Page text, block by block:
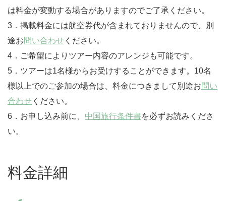
は料金が変動する場合がありますのでご了承ください。
3．掲載料金には航空券代が含まれておりませんので、別
途お問い合わせ ください。
4．ご希望によりツアー内容のアレンジも可能です。
5．ツアーは1名様からお受けすることができます。10名
様以上でのご参加の場合は、料金につきまして別途お問い
合わせ ください。
6．お申し込み前に、 中国旅行条件書を必ずお読みくださ
い。
料金詳細